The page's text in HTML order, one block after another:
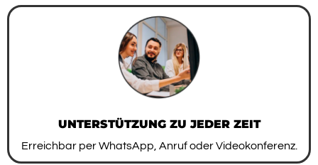
UNTERSTÜTZUNG ZU JEDER ZEIT
Erreichbar per WhatsApp, Anruf oder Videokonferenz.